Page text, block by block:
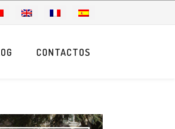
CONTACTOS